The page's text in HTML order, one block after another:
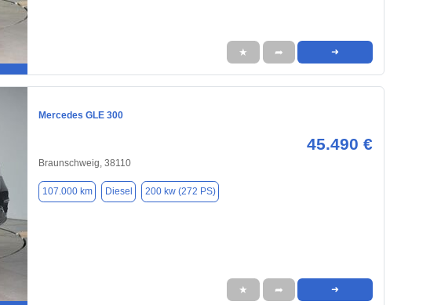
★ ➦ ➜
Mercedes GLE 300
45.490 €
Braunschweig, 38110
107.000 km Diesel 200 kw (272 PS)
★ ➦ ➜